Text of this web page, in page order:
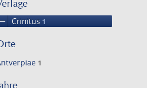
Crinitus 1
1